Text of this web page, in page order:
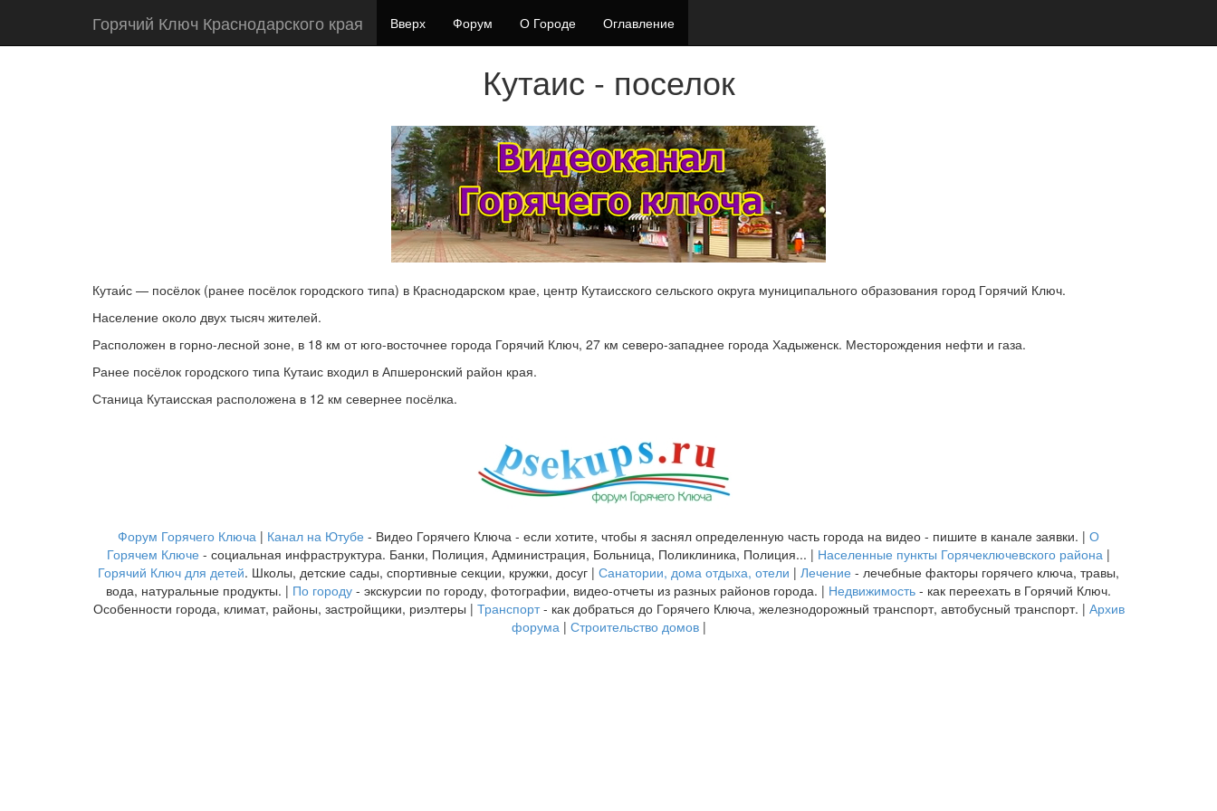
Горячий Ключ Краснодарского края Вверх Форум О Городе Оглавление
Кутаис - поселок
Кутаи́с — посёлок (ранее посёлок городского типа) в Краснодарском крае, центр Кутаисского сельского округа муниципального образования город Горячий Ключ.
Население около двух тысяч жителей.
Расположен в горно-лесной зоне, в 18 км от юго-восточнее города Горячий Ключ, 27 км северо-западнее города Хадыженск. Месторождения нефти и газа.
Ранее посёлок городского типа Кутаис входил в Апшеронский район края.
Станица Кутаисская расположена в 12 км севернее посёлка.
Форум Горячего Ключа | Канал на Ютубе - Видео Горячего Ключа - если хотите, чтобы я заснял определенную часть города на видео - пишите в канале заявки. | О
Горячем Ключе - социальная инфраструктура. Банки, Полиция, Администрация, Больница, Поликлиника, Полиция... | Населенные пункты Горячеключевского района |
Горячий Ключ для детей. Школы, детские сады, спортивные секции, кружки, досуг | Санатории, дома отдыха, отели | Лечение - лечебные факторы горячего ключа, травы,
вода, натуральные продукты. | По городу - экскурсии по городу, фотографии, видео-отчеты из разных районов города. | Недвижимость - как переехать в Горячий Ключ.
Особенности города, климат, районы, застройщики, риэлтеры | Транспорт- как добраться до Горячего Ключа, железнодорожный транспорт, автобусный транспорт. | Архив
форума| Строительство домов|